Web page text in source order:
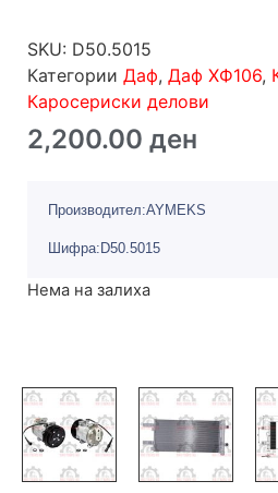
SKU: D50.5015
Категории Даф, Даф ХФ106,
Каросериски делови
2,200.00 ден
Производител:AYMEKS
Шифра:D50.5015
Нема на залиха